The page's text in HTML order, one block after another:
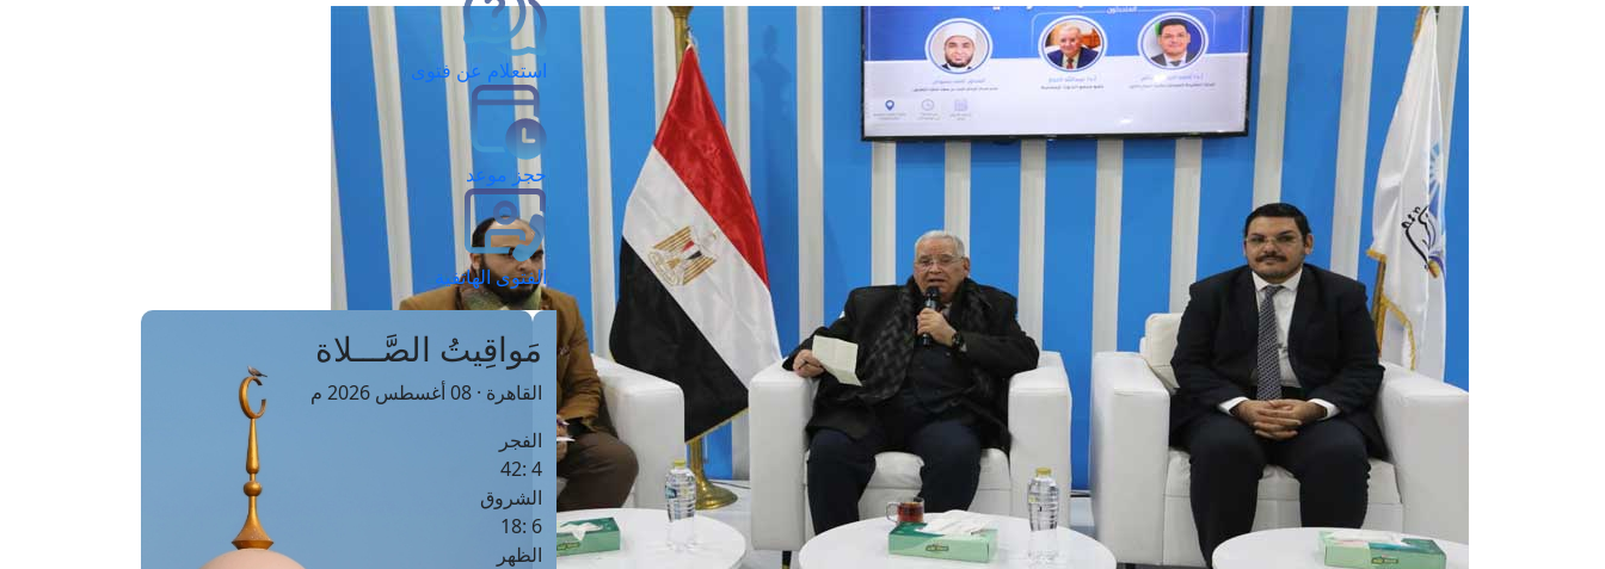
استعلام عن فتوى
حجز موعد
الفتوى الهاتفية
مَواقِيتُ الصَّـــلاة
القاهرة · 08 أغسطس 2026 م
الفجر
4 :42
الشروق
6 :18
الظهر